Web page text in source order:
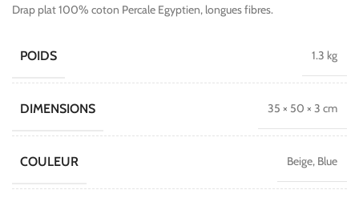
Drap plat 100% coton Percale Egyptien, longues fibres.
POIDS 1.3 kg
DIMENSIONS 35 × 50 × 3 cm
COULEUR Beige, Blue